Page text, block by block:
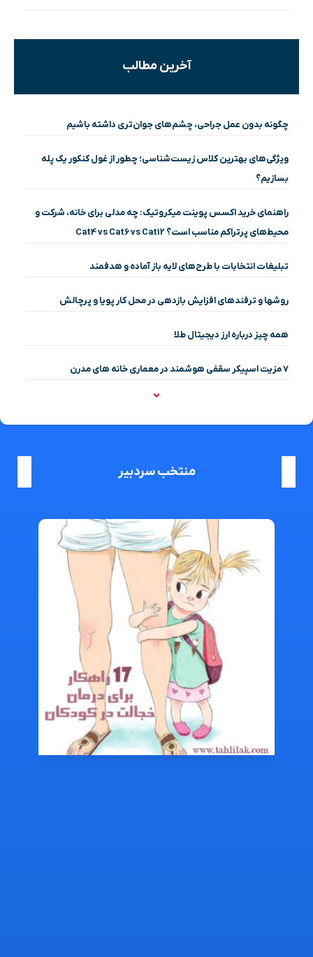
آخرین مطالب
چگونه بدون عمل جراحی، چشم‌های جوان‌تری داشته باشیم
ویژگی‌های بهترین کلاس زیست‌شناسی؛ چطور از غول کنکور یک پله
بسازیم؟
راهنمای خرید اکسس پوینت میکروتیک: چه مدلی برای خانه، شرکت و
محیط‌های پرتراکم مناسب است؟ Cat4 vs Cat6 vs Cat12
تبلیغات انتخابات با طرح‌های لایه باز آماده و هدفمند
روشها و ترفندهای افزایش بازدهی در محل کار پویا و پرچالش
همه چیز درباره ارز دیجیتال طلا
۷ مزیت اسپیکر سقفی هوشمند در معماری خانه‌ های مدرن
منتخب سردبیر